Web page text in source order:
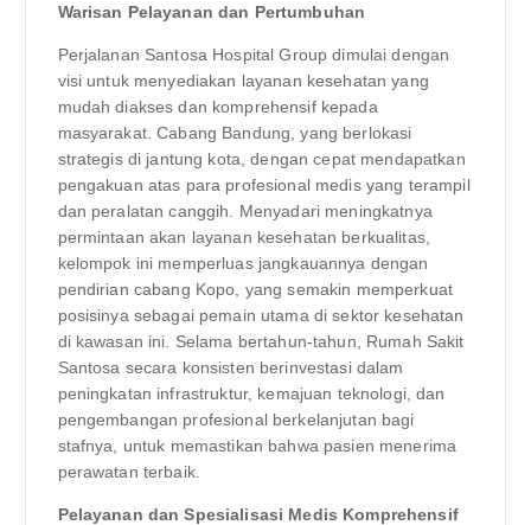
Warisan Pelayanan dan Pertumbuhan
Perjalanan Santosa Hospital Group dimulai dengan
visi untuk menyediakan layanan kesehatan yang
mudah diakses dan komprehensif kepada
masyarakat. Cabang Bandung, yang berlokasi
strategis di jantung kota, dengan cepat mendapatkan
pengakuan atas para profesional medis yang terampil
dan peralatan canggih. Menyadari meningkatnya
permintaan akan layanan kesehatan berkualitas,
kelompok ini memperluas jangkauannya dengan
pendirian cabang Kopo, yang semakin memperkuat
posisinya sebagai pemain utama di sektor kesehatan
di kawasan ini. Selama bertahun-tahun, Rumah Sakit
Santosa secara konsisten berinvestasi dalam
peningkatan infrastruktur, kemajuan teknologi, dan
pengembangan profesional berkelanjutan bagi
stafnya, untuk memastikan bahwa pasien menerima
perawatan terbaik.
Pelayanan dan Spesialisasi Medis Komprehensif